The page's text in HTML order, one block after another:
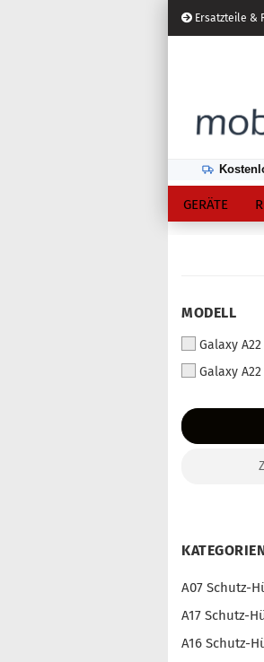
Ersatzteile &
Passwort vergessen?
GERÄTE
MODELL
Galaxy A22
Galaxy A22
A07 Schutz-
A17 Schutz-
A16 Schutz-